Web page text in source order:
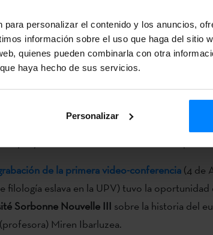
personalizar el contenido y los anuncios,
información sobre el uso que haga del sitio
quienes pueden combinarla con otra
haya hecho de sus servicios.
Personalizar
literatura, cineobertsolarismo.
entre elInstituto Vasco Etxeparey la
en directo, al alumnado del Instituto en
de la primera video-conferencia(4 de
filología eslava en la UPV) tuvo la oportunidad
Sorbonne Nouvelle III sobre la historia del
Miren Ibarluzea.